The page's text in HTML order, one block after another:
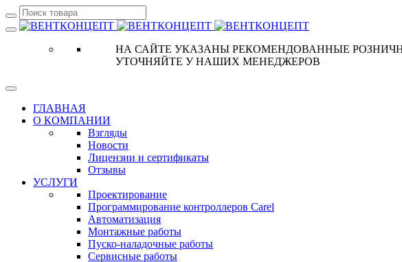
НА САЙТЕ УКАЗАНЫ РЕКОМЕНДОВАННЫЕ
УТОЧНЯЙТЕ У НАШИХ МЕНЕДЖЕРОВ
ГЛАВНАЯ
О КОМПАНИИ
Взгляды
Новости
Лицензии и сертификаты
Отзывы
УСЛУГИ
Проектирование
Программирование контроллеров Carel
Автоматизация
Монтажные работы
Пуско-наладочные работы
Сервисные работы